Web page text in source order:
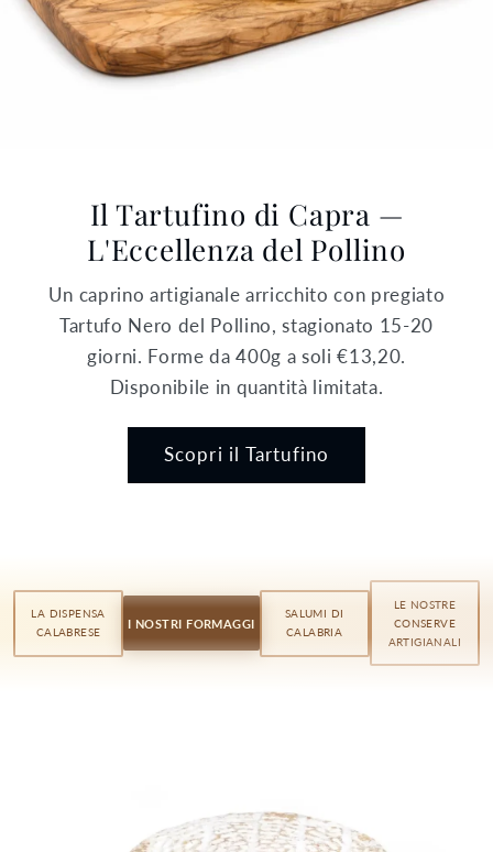
Il Tartufino di Capra —
L'Eccellenza del Pollino
Un caprino artigianale arricchito con pregiato
Tartufo Nero del Pollino, stagionato 15-20
giorni. Forme da 400g a soli €13,20.
Disponibile in quantità limitata.
Scopri il Tartufino
LA DISPENSA
CALABRESE
✦ I NOSTRI FORMAGGI ✦
SALUMI DI
CALABRIA
LE NOSTRE
CONSERVE
ARTIGIANALI